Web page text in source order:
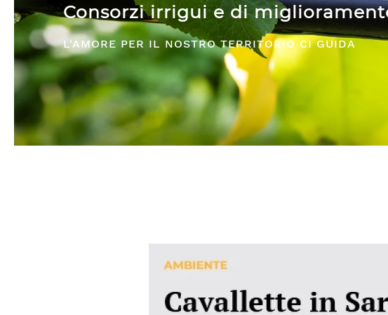
Comifo Trentino
DA OLTRE 40 ANNI, RAPPRESENTANZA E SERVIZI